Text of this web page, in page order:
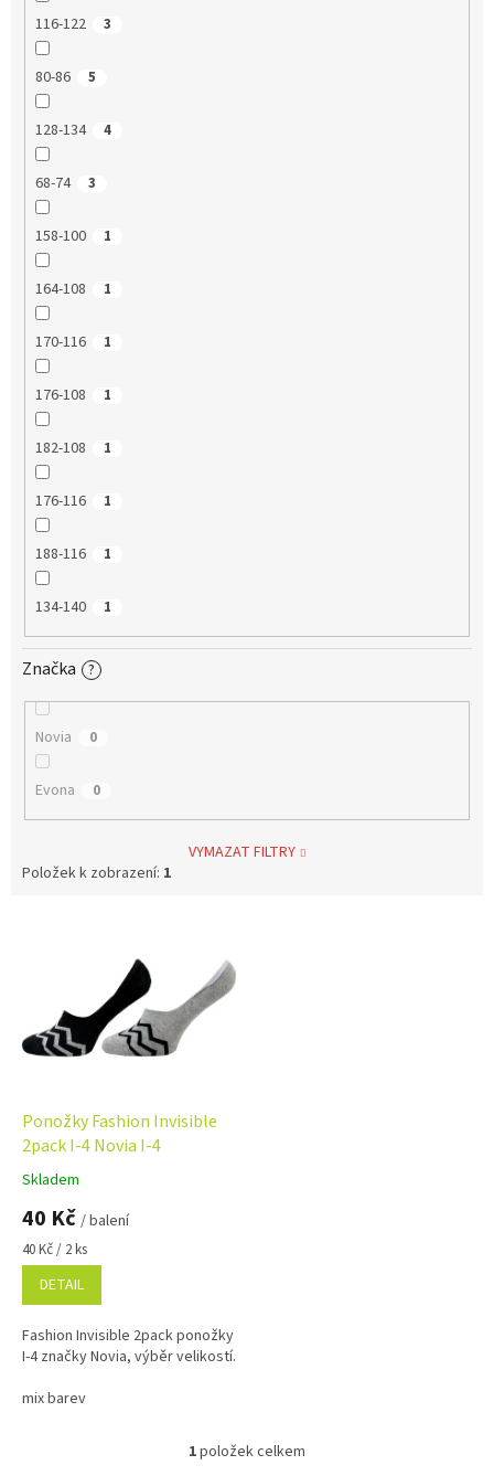
116-122 3
80-86 5
128-134 4
68-74 3
158-100 1
164-108 1
170-116 1
176-108 1
182-108 1
176-116 1
188-116 1
134-140 1
Značka ?
Novia 0
Evona 0
VYMAZAT FILTRY
Položek k zobrazení: 1
p
Ponožky Fashion Invisible
2pack I-4 Novia I-4
Průměrné
hodnocení
produktu
je
5,0
5
hvězdiček.
Skladem
40 Kč / balení
Měrná
cena:
40 Kč / 2 ks
DETAIL
Fashion Invisible 2pack ponožky
I-4 značky Novia, výběr velikostí.
mix barev
O
1položek celkem